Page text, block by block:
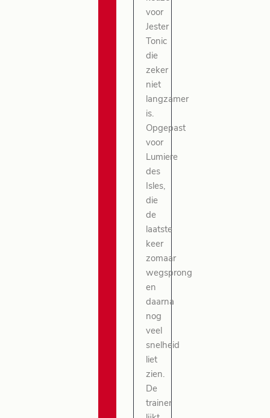
voor
Jester
Tonic
die
zeker
niet
langzamer
is.
Opgepast
voor
Lumiere
des
Isles,
die
de
laatste
keer
zomaar
wegsprong
en
daarna
nog
veel
snelheid
liet
zien.
De
trainer